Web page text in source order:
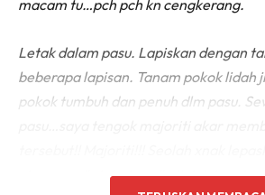
macam tu…pch pch kn cengkerang.
Letak dalam pasu. Lapiskan dengan
beberapa lapisan. Tanam pokok lidah
pokok tumbuh dan penuh dlm pasu.
aku punye” xleh share” gitulah